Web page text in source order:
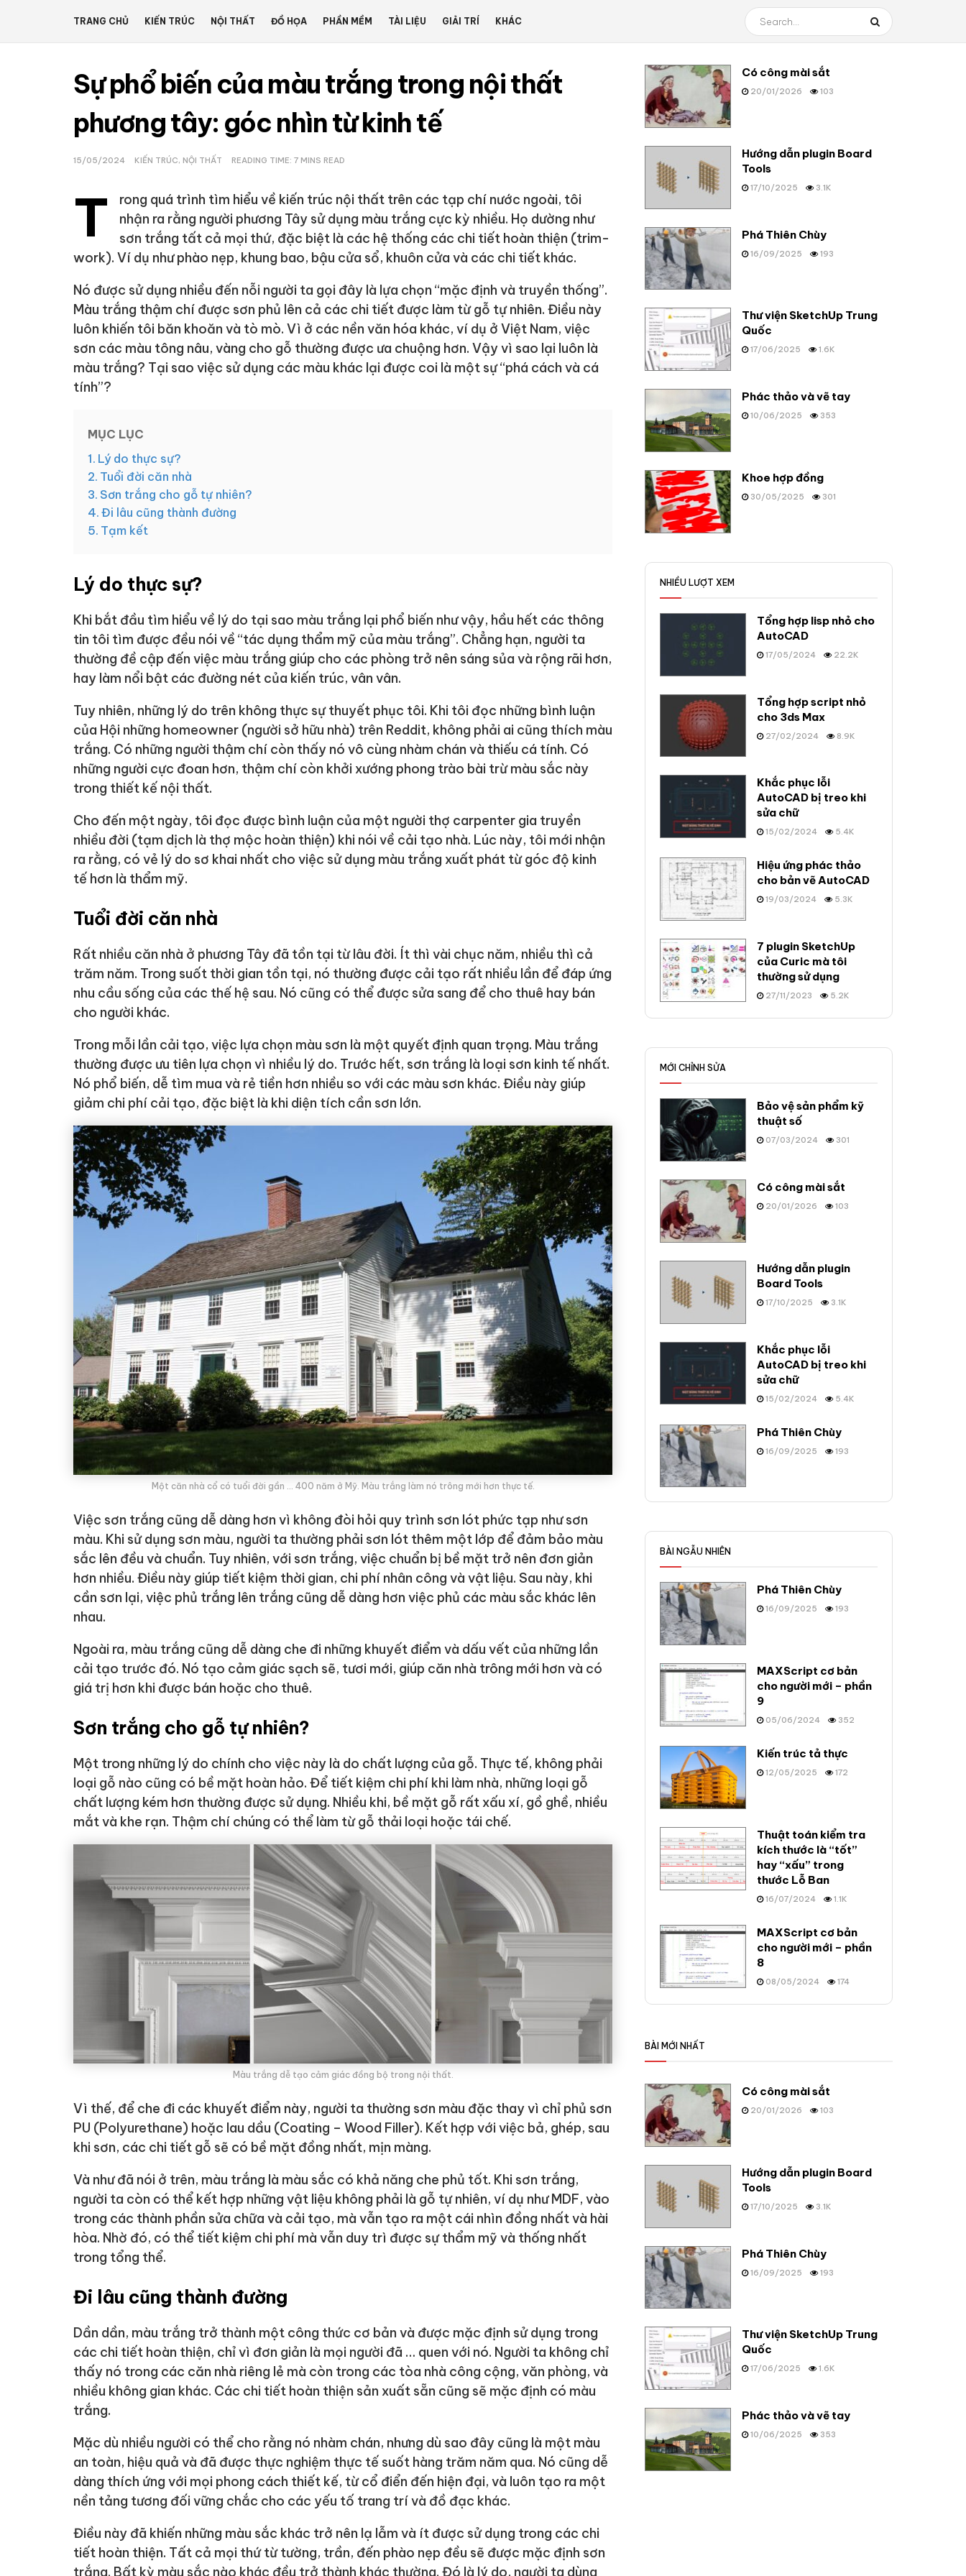
TRANG CHỦ KIẾN TRÚC NỘI THẤT ĐỒ HỌA PHẦN MỀM TÀI LIỆU GIẢI TRÍ KHÁC
Sự phổ biến của màu trắng trong nội thất
phương tây: góc nhìn từ kinh tế
15/05/2024 KIẾN TRÚC, NỘI THẤT READING TIME: 7 MINS READ
T
rong quá trình tìm hiểu về kiến trúc nội thất trên các tạp chí nước ngoài, tôi
nhận ra rằng người phương Tây sử dụng màu trắng cực kỳ nhiều. Họ dường như
sơn trắng tất cả mọi thứ, đặc biệt là các hệ thống các chi tiết hoàn thiện (trim-
work). Ví dụ như phào nẹp, khung bao, bậu cửa sổ, khuôn cửa và các chi tiết khác.
Nó được sử dụng nhiều đến nỗi người ta gọi đây là lựa chọn “mặc định và truyền thống”.
Màu trắng thậm chí được sơn phủ lên cả các chi tiết được làm từ gỗ tự nhiên. Điều này
luôn khiến tôi băn khoăn và tò mò. Vì ở các nền văn hóa khác, ví dụ ở Việt Nam, việc
sơn các màu tông nâu, vàng cho gỗ thường được ưa chuộng hơn. Vậy vì sao lại luôn là
màu trắng? Tại sao việc sử dụng các màu khác lại được coi là một sự “phá cách và cá
tính”?
MỤC LỤC
Lý do thực sự?
Tuổi đời căn nhà
Sơn trắng cho gỗ tự nhiên?
Đi lâu cũng thành đường
Tạm kết
Lý do thực sự?
Khi bắt đầu tìm hiểu về lý do tại sao màu trắng lại phổ biến như vậy, hầu hết các thông
tin tôi tìm được đều nói về “tác dụng thẩm mỹ của màu trắng”. Chẳng hạn, người ta
thường đề cập đến việc màu trắng giúp cho các phòng trở nên sáng sủa và rộng rãi hơn,
hay làm nổi bật các đường nét của kiến trúc, vân vân.
Tuy nhiên, những lý do trên không thực sự thuyết phục tôi. Khi tôi đọc những bình luận
của Hội những homeowner (người sở hữu nhà) trên Reddit, không phải ai cũng thích màu
trắng. Có những người thậm chí còn thấy nó vô cùng nhàm chán và thiếu cá tính. Có
những người cực đoan hơn, thậm chí còn khởi xướng phong trào bài trừ màu sắc này
trong thiết kế nội thất.
Cho đến một ngày, tôi đọc được bình luận của một người thợ carpenter gia truyền
nhiều đời (tạm dịch là thợ mộc hoàn thiện) khi nói về cải tạo nhà. Lúc này, tôi mới nhận
ra rằng, có vẻ lý do sơ khai nhất cho việc sử dụng màu trắng xuất phát từ góc độ kinh
tế hơn là thẩm mỹ.
Tuổi đời căn nhà
Rất nhiều căn nhà ở phương Tây đã tồn tại từ lâu đời. Ít thì vài chục năm, nhiều thì cả
trăm năm. Trong suốt thời gian tồn tại, nó thường được cải tạo rất nhiều lần để đáp ứng
nhu cầu sống của các thế hệ sau. Nó cũng có thể được sửa sang để cho thuê hay bán
cho người khác.
Trong mỗi lần cải tạo, việc lựa chọn màu sơn là một quyết định quan trọng. Màu trắng
thường được ưu tiên lựa chọn vì nhiều lý do. Trước hết, sơn trắng là loại sơn kinh tế nhất.
Nó phổ biến, dễ tìm mua và rẻ tiền hơn nhiều so với các màu sơn khác. Điều này giúp
giảm chi phí cải tạo, đặc biệt là khi diện tích cần sơn lớn.
Một căn nhà cổ có tuổi đời gần … 400 năm ở Mỹ. Màu trắng làm nó trông mới hơn thực tế.
Việc sơn trắng cũng dễ dàng hơn vì không đòi hỏi quy trình sơn lót phức tạp như sơn
màu. Khi sử dụng sơn màu, người ta thường phải sơn lót thêm một lớp để đảm bảo màu
sắc lên đều và chuẩn. Tuy nhiên, với sơn trắng, việc chuẩn bị bề mặt trở nên đơn giản
hơn nhiều. Điều này giúp tiết kiệm thời gian, chi phí nhân công và vật liệu. Sau này, khi
cần sơn lại, việc phủ trắng lên trắng cũng dễ dàng hơn việc phủ các màu sắc khác lên
nhau.
Ngoài ra, màu trắng cũng dễ dàng che đi những khuyết điểm và dấu vết của những lần
cải tạo trước đó. Nó tạo cảm giác sạch sẽ, tươi mới, giúp căn nhà trông mới hơn và có
giá trị hơn khi được bán hoặc cho thuê.
Sơn trắng cho gỗ tự nhiên?
Một trong những lý do chính cho việc này là do chất lượng của gỗ. Thực tế, không phải
loại gỗ nào cũng có bề mặt hoàn hảo. Để tiết kiệm chi phí khi làm nhà, những loại gỗ
chất lượng kém hơn thường được sử dụng. Nhiều khi, bề mặt gỗ rất xấu xí, gồ ghề, nhiều
mắt và khe rạn. Thậm chí chúng có thể làm từ gỗ thải loại hoặc tái chế.
Màu trắng dễ tạo cảm giác đồng bộ trong nội thất.
Vì thế, để che đi các khuyết điểm này, người ta thường sơn màu đặc thay vì chỉ phủ sơn
PU (Polyurethane) hoặc lau dầu (Coating – Wood Filler). Kết hợp với việc bả, ghép, sau
khi sơn, các chi tiết gỗ sẽ có bề mặt đồng nhất, mịn màng.
Và như đã nói ở trên, màu trắng là màu sắc có khả năng che phủ tốt. Khi sơn trắng,
người ta còn có thể kết hợp những vật liệu không phải là gỗ tự nhiên, ví dụ như MDF, vào
trong các thành phần sửa chữa và cải tạo, mà vẫn tạo ra một cái nhìn đồng nhất và hài
hòa. Nhờ đó, có thể tiết kiệm chi phí mà vẫn duy trì được sự thẩm mỹ và thống nhất
trong tổng thể.
Đi lâu cũng thành đường
Dần dần, màu trắng trở thành một công thức cơ bản và được mặc định sử dụng trong
các chi tiết hoàn thiện, chỉ vì đơn giản là mọi người đã … quen với nó. Người ta không chỉ
thấy nó trong các căn nhà riêng lẻ mà còn trong các tòa nhà công cộng, văn phòng, và
nhiều không gian khác. Các chi tiết hoàn thiện sản xuất sẵn cũng sẽ mặc định có màu
trắng.
Mặc dù nhiều người có thể cho rằng nó nhàm chán, nhưng dù sao đây cũng là một màu
an toàn, hiệu quả và đã được thực nghiệm thực tế suốt hàng trăm năm qua. Nó cũng dễ
dàng thích ứng với mọi phong cách thiết kế, từ cổ điển đến hiện đại, và luôn tạo ra một
nền tảng tương đối vững chắc cho các yếu tố trang trí và đồ đạc khác.
Điều này đã khiến những màu sắc khác trở nên lạ lẫm và ít được sử dụng trong các chi
tiết hoàn thiện. Tất cả mọi thứ từ tường, trần, đến phào nẹp đều sẽ được mặc định sơn
trắng. Bất kỳ màu sắc nào khác đều trở thành khác thường. Đó là lý do, người ta dùng
Có công mài sắt
20/01/2026 103
Hướng dẫn plugin Board
Tools
17/10/2025 3.1K
Phá Thiên Chùy
16/09/2025 193
Thư viện SketchUp Trung
Quốc
17/06/2025 1.6K
Phác thảo và vẽ tay
10/06/2025 353
Khoe hợp đồng
30/05/2025 301
NHIỀU LƯỢT XEM
Tổng hợp lisp nhỏ cho
AutoCAD
17/05/2024 22.2K
Tổng hợp script nhỏ
cho 3ds Max
27/02/2024 8.9K
Khắc phục lỗi
AutoCAD bị treo khi
sửa chữ
15/02/2024 5.4K
Hiệu ứng phác thảo
cho bản vẽ AutoCAD
19/03/2024 5.3K
7 plugin SketchUp
của Curic mà tôi
thường sử dụng
27/11/2023 5.2K
MỚI CHỈNH SỬA
Bảo vệ sản phẩm kỹ
thuật số
07/03/2024 301
Có công mài sắt
20/01/2026 103
Hướng dẫn plugin
Board Tools
17/10/2025 3.1K
Khắc phục lỗi
AutoCAD bị treo khi
sửa chữ
15/02/2024 5.4K
Phá Thiên Chùy
16/09/2025 193
BÀI NGẪU NHIÊN
Phá Thiên Chùy
16/09/2025 193
MAXScript cơ bản
cho người mới – phần
9
05/06/2024 352
Kiến trúc tả thực
12/05/2025 172
Thuật toán kiểm tra
kích thước là “tốt”
hay “xấu” trong
thước Lỗ Ban
16/07/2024 1.1K
MAXScript cơ bản
cho người mới – phần
8
08/05/2024 174
BÀI MỚI NHẤT
Có công mài sắt
20/01/2026 103
Hướng dẫn plugin Board
Tools
17/10/2025 3.1K
Phá Thiên Chùy
16/09/2025 193
Thư viện SketchUp Trung
Quốc
17/06/2025 1.6K
Phác thảo và vẽ tay
10/06/2025 353